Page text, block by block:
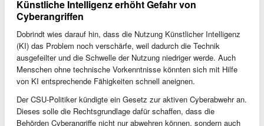
Künstliche Intelligenz erhöht Gefahr von
Cyberangriffen
Dobrindt wies darauf hin, dass die Nutzung Künstlicher Intelligenz
(KI) das Problem noch verschärfe, weil dadurch die Technik
ausgefeilter und die Schwelle der Nutzung niedriger werde. Auch
Menschen ohne technische Vorkenntnisse könnten sich mit Hilfe
von KI entsprechende Fähigkeiten schnell aneignen.
Der CSU-Politiker kündigte ein Gesetz zur aktiven Cyberabwehr an.
Dieses solle die Rechtsgrundlage dafür schaffen, dass die
Behörden Cyberangriffe nicht nur abwehren können, sondern auch